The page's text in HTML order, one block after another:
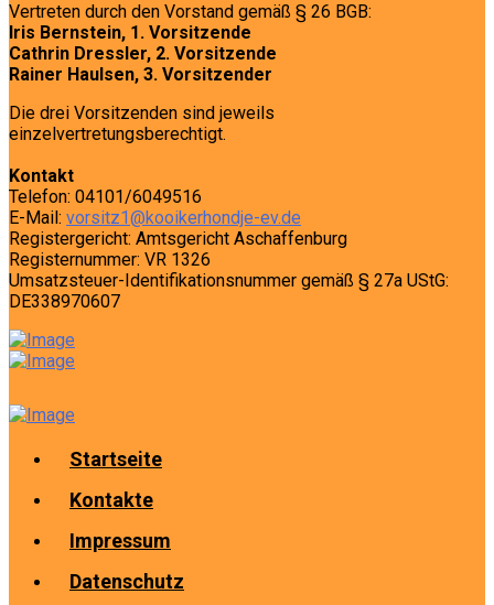
Vertreten durch den Vorstand gemäß § 26 BGB:
Iris Bernstein, 1. Vorsitzende
Cathrin Dressler, 2. Vorsitzende
Rainer Haulsen, 3. Vorsitzender
Die drei Vorsitzenden sind jeweils
einzelvertretungsberechtigt.
Kontakt
Telefon: 04101/6049516
E-Mail: vorsitz1@kooikerhondje-ev.de
Registergericht: Amtsgericht Aschaffenburg
Registernummer: VR 1326
Umsatzsteuer-Identifikationsnummer gemäß § 27a UStG:
DE338970607
Startseite
Kontakte
Impressum
Datenschutz